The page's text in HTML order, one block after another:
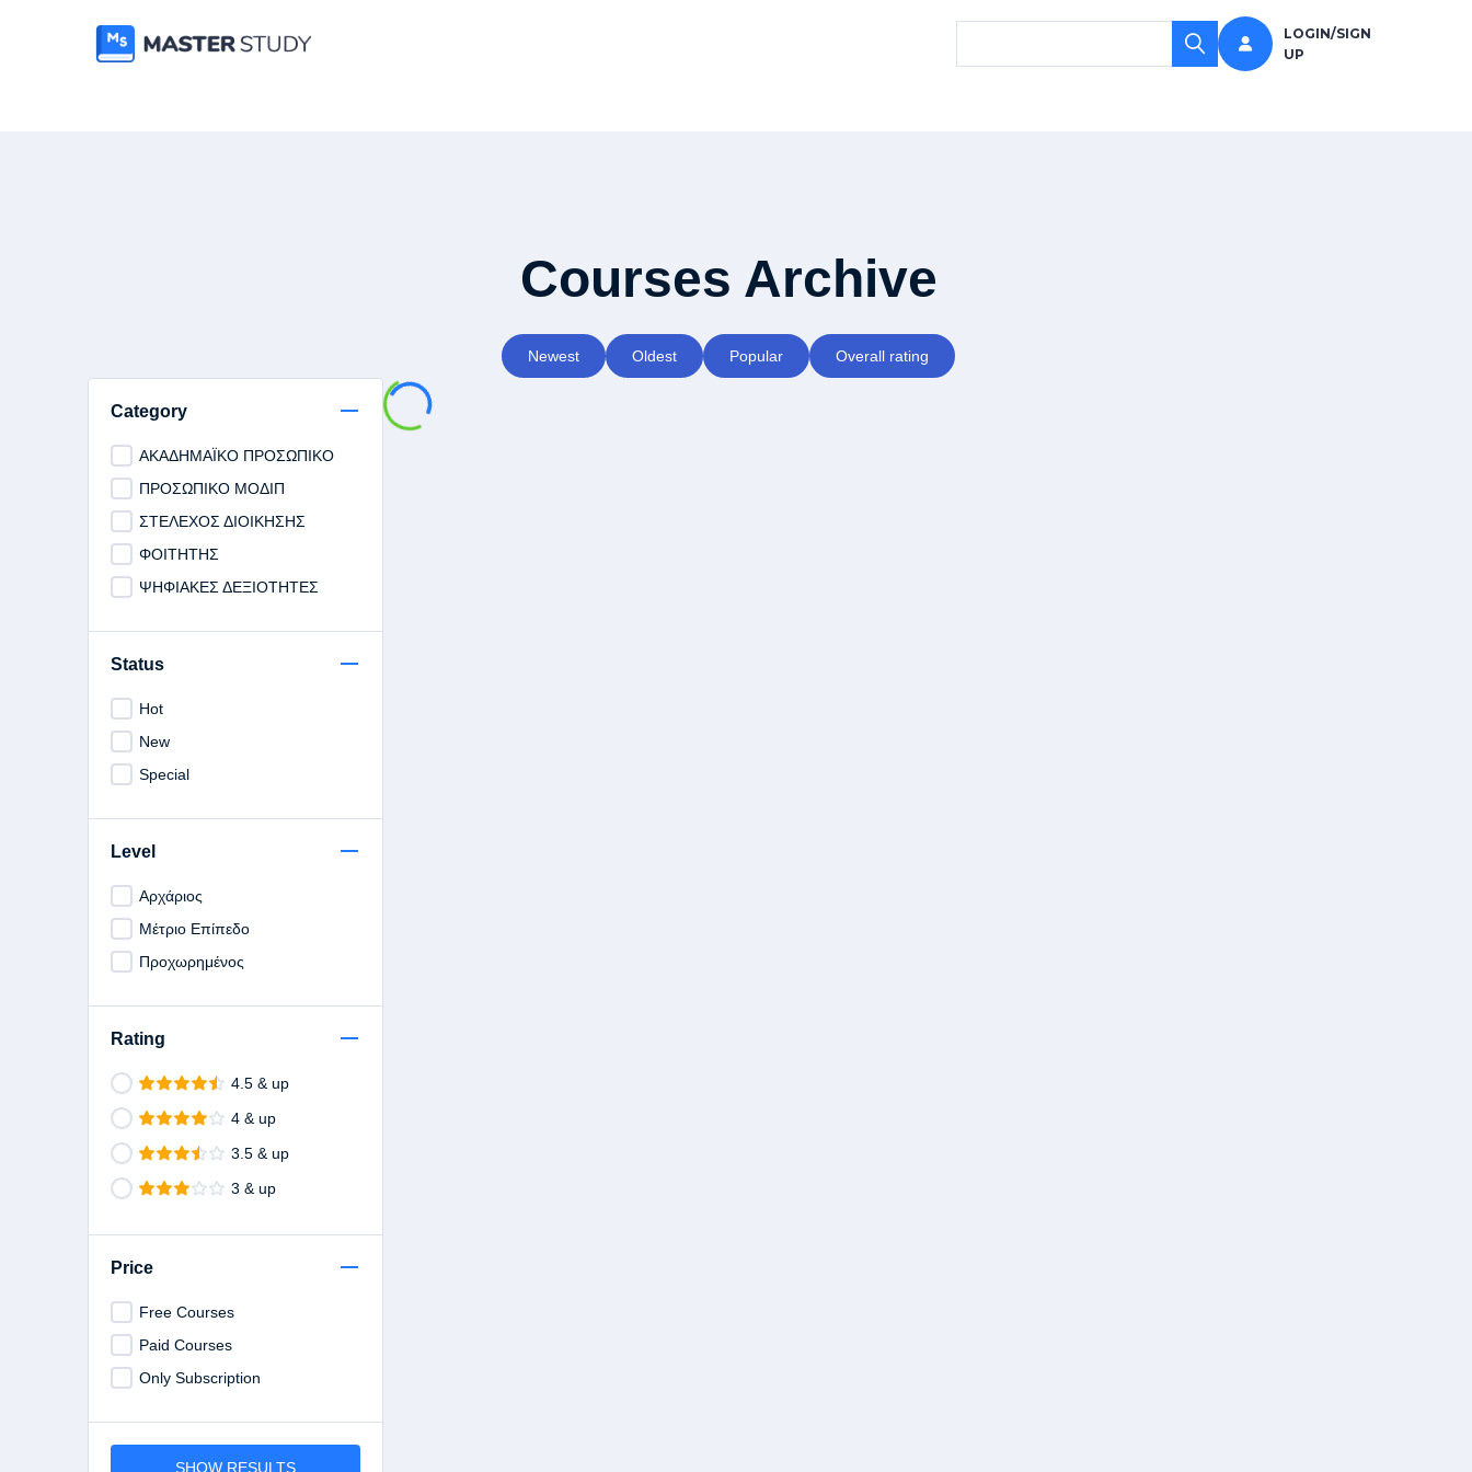
LOGIN/SIGN
UP
Courses Archive
Newest Oldest Popular Overall rating
Category
ΑΚΑΔΗΜΑΪΚΟ ΠΡΟΣΩΠΙΚΟ
ΠΡΟΣΩΠΙΚΟ ΜΟΔΙΠ
ΣΤΕΛΕΧΟΣ ΔΙΟΙΚΗΣΗΣ
ΦΟΙΤΗΤΗΣ
ΨΗΦΙΑΚΕΣ ΔΕΞΙΟΤΗΤΕΣ
Status
Hot
New
Special
Level
Αρχάριος
Μέτριο Επίπεδο
Προχωρημένος
Rating
4.5 & up
4 & up
3.5 & up
3 & up
Price
Free Courses
Paid Courses
Only Subscription
SHOW RESULTS